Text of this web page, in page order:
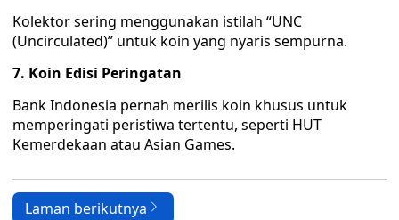
Kolektor sering menggunakan istilah “UNC
(Uncirculated)” untuk koin yang nyaris sempurna.
7. Koin Edisi Peringatan
Bank Indonesia pernah merilis koin khusus untuk
memperingati peristiwa tertentu, seperti HUT
Kemerdekaan atau Asian Games.
Laman berikutnya